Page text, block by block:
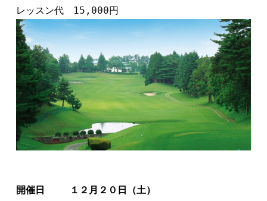
レッスン代　15,000円
開催日　　 １２月２０日（土）